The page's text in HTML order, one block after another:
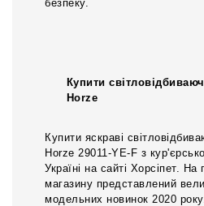
безпеку.
Купити
Horze
Купити яскраві
Horze 29011-YE-F з
Україні на сайті Хорсіпет.
магазину представлений
модельних новинок 2020